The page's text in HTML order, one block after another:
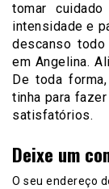
tomar
intensidade e
descanso
em Angelina.
De toda
tinha para
satisfatórios.
Deixe um
O seu endereço